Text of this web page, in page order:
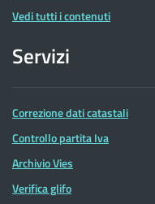
Vedi tutti i contenuti
Servizi
Correzione dati catastali
Controllo partita Iva
Archivio Vies
Verifica glifo